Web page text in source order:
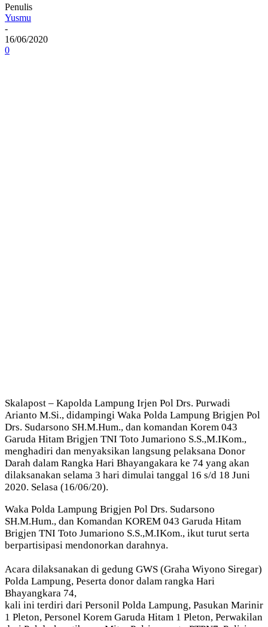
Penulis
Yusmu
-
16/06/2020
0
Skalapost – Kapolda Lampung Irjen Pol Drs. Purwadi
Arianto M.Si., didampingi Waka Polda Lampung Brigjen Pol
Drs. Sudarsono SH.M.Hum., dan komandan Korem 043
Garuda Hitam Brigjen TNI Toto Jumariono S.S.,M.IKom.,
menghadiri dan menyaksikan langsung pelaksana Donor
Darah dalam Rangka Hari Bhayangakara ke 74 yang akan
dilaksanakan selama 3 hari dimulai tanggal 16 s/d 18 Juni
2020. Selasa (16/06/20).
Waka Polda Lampung Brigjen Pol Drs. Sudarsono
SH.M.Hum., dan Komandan KOREM 043 Garuda Hitam
Brigjen TNI Toto Jumariono S.S.,M.IKom., ikut turut serta
berpartisipasi mendonorkan darahnya.
Acara dilaksanakan di gedung GWS (Graha Wiyono Siregar)
Polda Lampung, Peserta donor dalam rangka Hari
Bhayangkara 74,
kali ini terdiri dari Personil Polda Lampung, Pasukan Marinir
1 Pleton, Personel Korem Garuda Hitam 1 Pleton, Perwakilan